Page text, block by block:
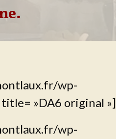
wp-
»DA6 original »]
wp-